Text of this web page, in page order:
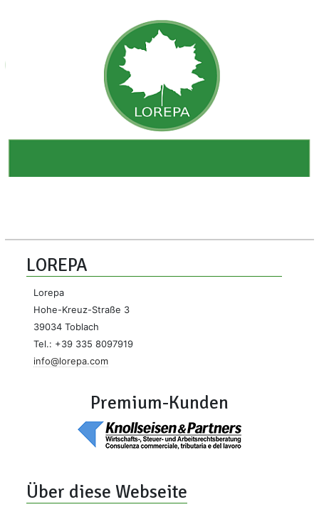
LOREPA
Lorepa
Hohe-Kreuz-Straße 3
39034 Toblach
Tel.: +39 335 8097919
info@lorepa.com
Premium-Kunden
Über diese Webseite